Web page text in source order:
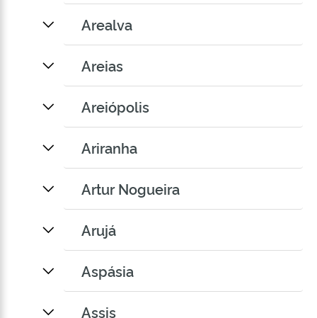
Arealva
Areias
Areiópolis
Ariranha
Artur Nogueira
Arujá
Aspásia
Assis